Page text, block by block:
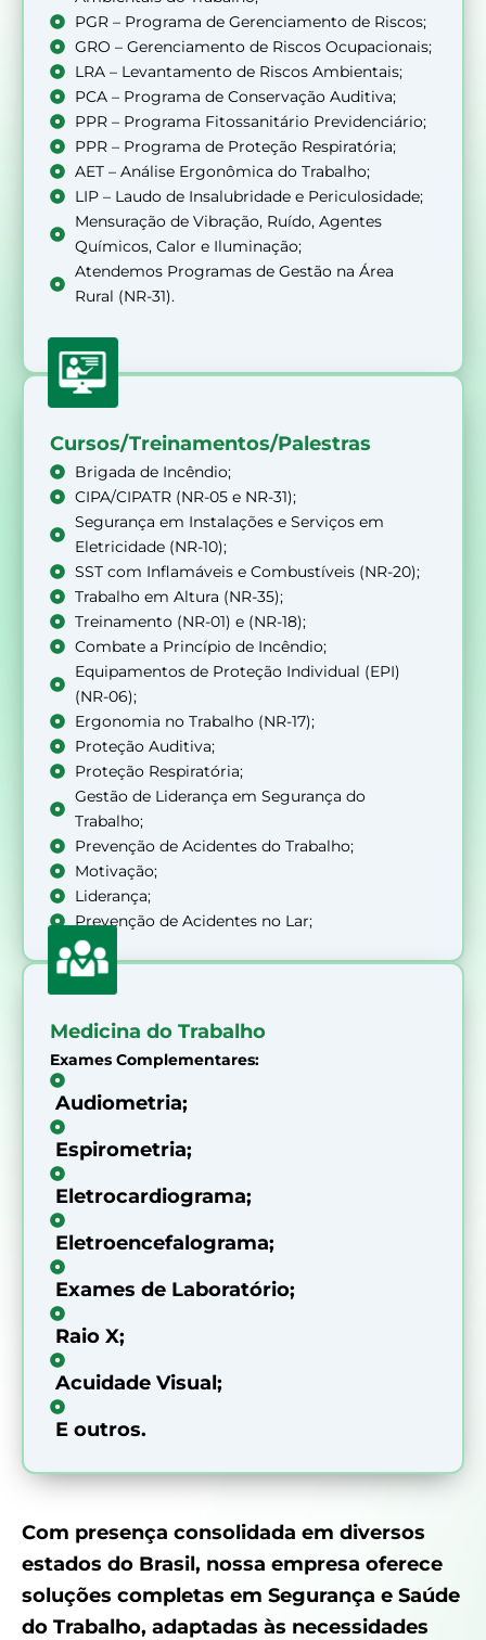
PGR – Programa de Gerenciamento de Riscos;
GRO – Gerenciamento de Riscos Ocupacionais;
LRA – Levantamento de Riscos Ambientais;
PCA – Programa de Conservação Auditiva;
PPR – Programa Fitossanitário Previdenciário;
PPR – Programa de Proteção Respiratória;
AET – Análise Ergonômica do Trabalho;
LIP – Laudo de Insalubridade e Periculosidade;
Mensuração de Vibração, Ruído, Agentes
Químicos, Calor e Iluminação;
Atendemos Programas de Gestão na Área
Rural (NR-31).
Cursos/Treinamentos/Palestras
Brigada de Incêndio;
CIPA/CIPATR (NR-05 e NR-31);
Segurança em Instalações e Serviços em
Eletricidade (NR-10);
SST com Inflamáveis e Combustíveis (NR-20);
Trabalho em Altura (NR-35);
Treinamento (NR-01) e (NR-18);
Combate a Princípio de Incêndio;
Equipamentos de Proteção Individual (EPI)
(NR-06);
Ergonomia no Trabalho (NR-17);
Proteção Auditiva;
Proteção Respiratória;
Gestão de Liderança em Segurança do
Trabalho;
Prevenção de Acidentes do Trabalho;
Motivação;
Liderança;
Prevenção de Acidentes no Lar;
Medicina do Trabalho
Exames Complementares:
Audiometria;
Espirometria;
Eletrocardiograma;
Eletroencefalograma;
Exames de Laboratório;
Raio X;
Acuidade Visual;
E outros.
Com presença consolidada em diversos
estados do Brasil, nossa empresa oferece
soluções completas em Segurança e Saúde
do Trabalho, adaptadas às necessidades